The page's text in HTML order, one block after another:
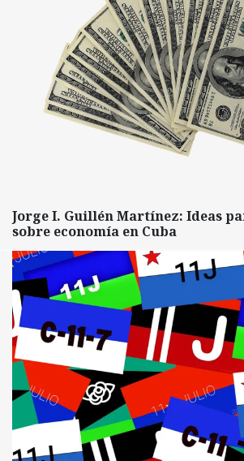
Jorge I. Guillén Martínez: Ideas
sobre economía en Cuba